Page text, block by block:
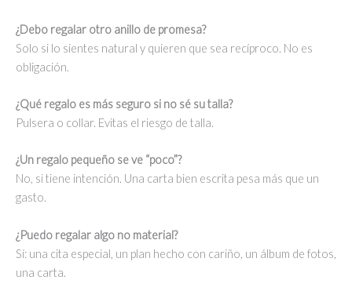
¿Debo regalar otro anillo de promesa?
Solo si lo sientes natural y quieren que sea recíproco. No es
obligación.
¿Qué regalo es más seguro si no sé su talla?
Pulsera o collar. Evitas el riesgo de talla.
¿Un regalo pequeño se ve “poco”?
No, si tiene intención. Una carta bien escrita pesa más que un
gasto.
¿Puedo regalar algo no material?
Sí: una cita especial, un plan hecho con cariño, un álbum de fotos,
una carta.